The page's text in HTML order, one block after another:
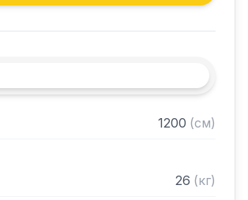
1200 (см)
26 (кг)